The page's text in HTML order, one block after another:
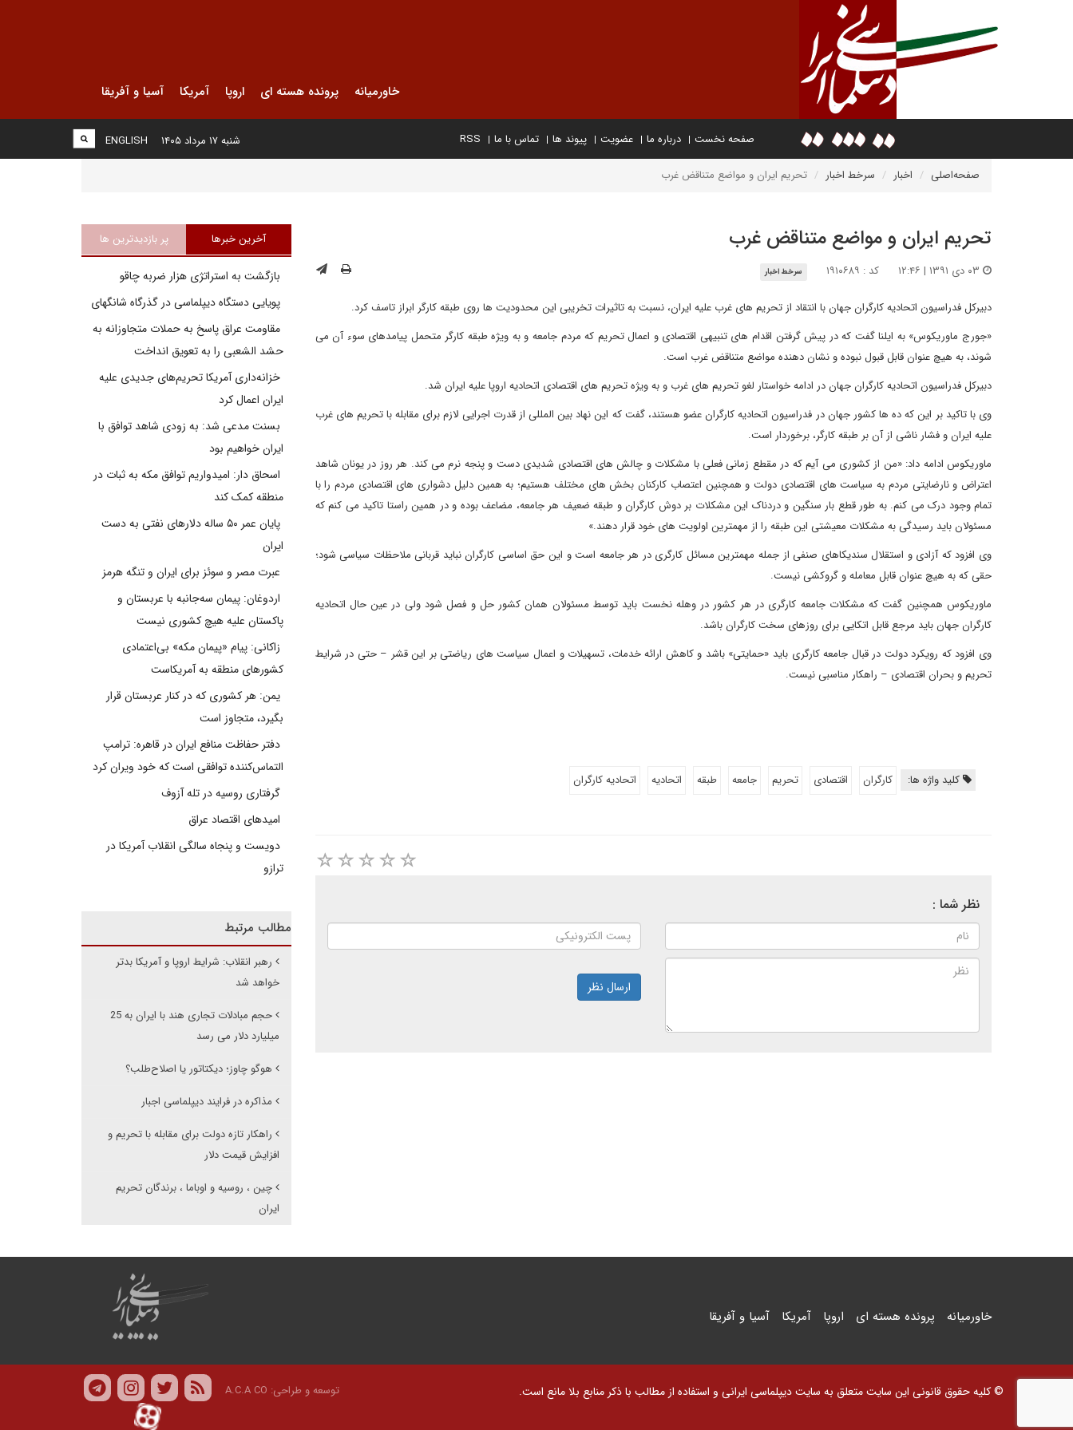
خاورمیانه پرونده هسته ای اروپا آمریکا آسیا و آفریقا
صفحه نخست درباره ما عضویت پیوند ها تماس با ما RSS
ENGLISH شنبه ۱۷ مرداد ۱۴۰۵
صفحه‌اصلی اخبار سرخط اخبار تحریم ایران و مواضع متناقض غرب
تحریم ایران و مواضع متناقض غرب
کد : ۱۹۱۰۶۸۹ سرخط اخبار
دبیرکل فدراسیون اتحادیه کارگران جهان با انتقاد از تحریم های غرب علیه ایران، نسبت به تاثیرات تخریبی این محدودیت ها روی طبقه کارگر ابراز تاسف کرد.
«جورج ماوریکوس» به ایلنا گفت که در پیش گرفتن اقدام های تنبیهی اقتصادی و اعمال تحریم که مردم جامعه و به ویژه طبقه کارگر متحمل پیامدهای سوء آن می
شوند، به هیچ عنوان قابل قبول نبوده و نشان دهنده مواضع متناقض غرب است.
دبیرکل فدراسیون اتحادیه کارگران جهان در ادامه خواستار لغو تحریم های غرب و به ویژه تحریم های اقتصادی اتحادیه اروپا علیه ایران شد.
وی با تاکید بر این که ده ها کشور جهان در فدراسیون اتحادیه کارگران عضو هستند، گفت که این نهاد بین المللی از قدرت اجرایی لازم برای مقابله با تحریم های غرب
علیه ایران و فشار ناشی از آن بر طبقه کارگر، برخوردار است.
ماوریکوس ادامه داد: «من از کشوری می آیم که در مقطع زمانی فعلی با مشکلات و چالش های اقتصادی شدیدی دست و پنجه نرم می کند. هر روز در یونان شاهد
اعتراض و نارضایتی مردم به سیاست های اقتصادی دولت و همچنین اعتصاب کارکنان بخش های مختلف هستیم؛ به همین دلیل دشواری های اقتصادی مردم را با
تمام وجود درک می کنم. به طور قطع بار سنگین و دردناک این مشکلات بر دوش کارگران و طبقه ضعیف هر جامعه، مضاعف بوده و در همین راستا تاکید می کنم که
مسئولان باید رسیدگی به مشکلات معیشتی این طبقه را از مهمترین اولویت های خود قرار دهند.»
وی افزود که آزادی و استقلال سندیکاهای صنفی از جمله مهمترین مسائل کارگری در هر جامعه است و این حق اساسی کارگران نباید قربانی ملاحظات سیاسی شود؛
حقی که به هیچ عنوان قابل معامله و گروکشی نیست.
ماوریکوس همچنین گفت که مشکلات جامعه کارگری در هر کشور در وهله نخست باید توسط مسئولان همان کشور حل و فصل شود ولی در عین حال اتحادیه
کارگران جهان باید مرجع قابل اتکایی برای روزهای سخت کارگران باشد.
وی افزود که رویکرد دولت در قبال جامعه کارگری باید «حمایتی» باشد و کاهش ارائه خدمات، تسهیلات و اعمال سیاست های ریاضتی بر این قشر – حتی در شرایط
تحریم و بحران اقتصادی – راهکار مناسبی نیست.
کلید واژه ها: کارگران اقتصادی تحریم جامعه طبقه اتحادیه اتحادیه کارگران
نظر شما :
ارسال نظر
آخرین خبرها پر بازدیدترین ها
بازگشت به استراتژی هزار ضربه چاقو
پویایی دستگاه دیپلماسی در گذرگاه شانگهای
مقاومت عراق پاسخ به حملات متجاوزانه به
حشد الشعبی را به تعویق انداخت
خزانه‌داری آمریکا تحریم‌های جدیدی علیه
ایران اعمال کرد
بسنت مدعی شد: به زودی شاهد توافق با
ایران خواهیم بود
اسحاق دار: امیدواریم توافق مکه به ثبات در
منطقه کمک کند
پایان عمر ۵۰ ساله دلارهای نفتی به دست
ایران
عبرت مصر و سوئز برای ایران و تنگه هرمز
اردوغان: پیمان سه‌جانبه با عربستان و
پاکستان علیه هیچ کشوری نیست
زاکانی: پیام «پیمان مکه» بی‌اعتمادی
کشورهای منطقه به آمریکاست
یمن: هر کشوری که در کنار عربستان قرار
بگیرد، متجاوز است
دفتر حفاظت منافع ایران در قاهره: ترامپ
التماس‌کننده توافقی است که خود ویران کرد
گرفتاری روسیه در تله آزوف
امیدهای اقتصاد عراق
دویست و پنجاه سالگی انقلاب آمریکا در
ترازو
مطالب مرتبط
رهبر انقلاب: شرایط اروپا و آمریکا بدتر
خواهد شد
حجم مبادلات تجاری هند با ایران به 25
میلیارد دلار می رسد
هوگو چاوز؛ دیکتاتور یا اصلاح‌طلب؟
مذاکره در فرایند دیپلماسی اجبار
راهکار تازه دولت برای مقابله با تحریم و
افزایش قیمت دلار
چین ، روسیه و اوباما ، برندگان تحریم
ایران
خاورمیانه پرونده هسته ای اروپا آمریکا آسیا و آفریقا
© کلیه حقوق قانونی این سایت متعلق به سایت دیپلماسی ایرانی و استفاده از مطالب با ذکر منابع بلا مانع است. توسعه و طراحی: A.C.A CO